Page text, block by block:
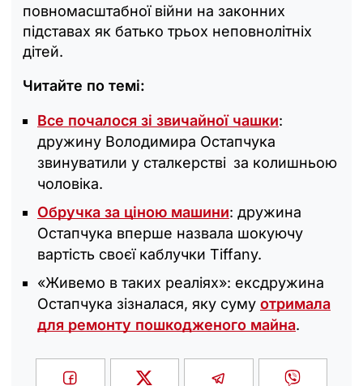
повномасштабної війни на законних
підставах як батько трьох неповнолітніх
дітей.
Читайте по темі:
Все почалося зі звичайної чашки:
дружину Володимира Остапчука
звинуватили у сталкерстві за колишньою
чоловіка.
Обручка за ціною машини: дружина
Остапчука вперше назвала шокуючу
вартість своєї каблучки Tiffany.
«Живемо в таких реаліях»: ексдружина
Остапчука зізналася, яку суму отримала
для ремонту пошкодженого майна.